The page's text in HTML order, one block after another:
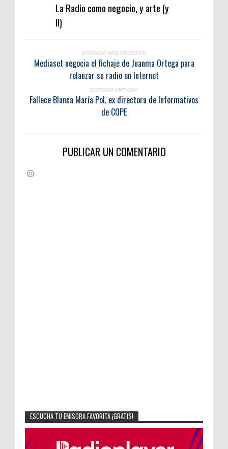
La Radio como negocio, y arte (y
II)
ENTRADA MÁS RECIENTE
Mediaset negocia el fichaje de Juanma Ortega para
relanzar su radio en Internet
ENTRADA ANTIGUA
Fallece Blanca María Pol, ex directora de Informativos
de COPE
PUBLICAR UN COMENTARIO
ESCUCHA TU EMISORA FAVORITA ¡GRATIS!